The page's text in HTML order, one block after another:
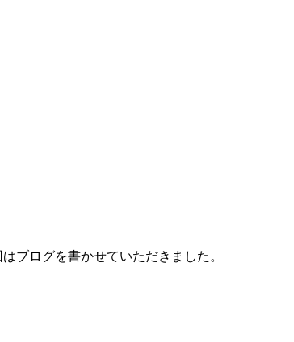
ブログを書かせていただきました。